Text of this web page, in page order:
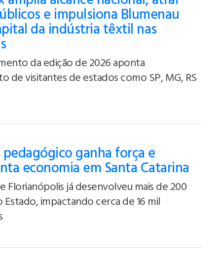
e impulsiona Blumenau
da indústria têxtil nas
da edição de 2026 aponta
de visitantes de estados como SP, MG, RS
ganha força e
economia em Santa Catarina
Florianópolis já desenvolveu mais de 200
impactando cerca de 16 mil